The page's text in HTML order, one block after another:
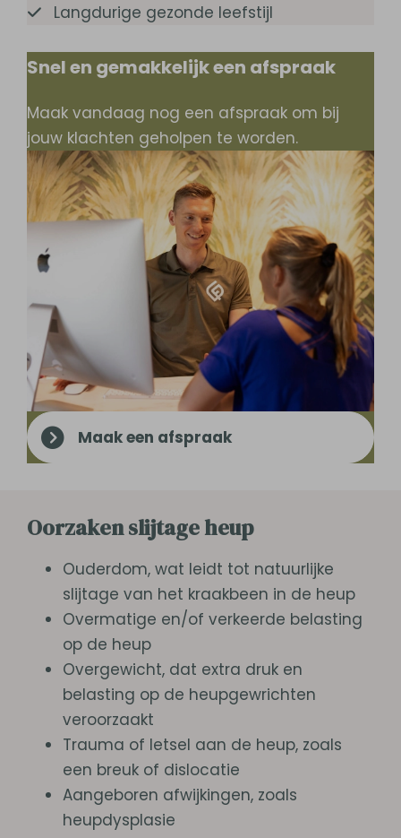
Langdurige gezonde leefstijl
Snel en gemakkelijk een afspraak
Maak vandaag nog een afspraak om bij
jouw klachten geholpen te worden.
Maak een afspraak
Oorzaken slijtage heup
Ouderdom, wat leidt tot natuurlijke
slijtage van het kraakbeen in de heup
Overmatige en/of verkeerde belasting
op de heup
Overgewicht, dat extra druk en
belasting op de heupgewrichten
veroorzaakt
Trauma of letsel aan de heup, zoals
een breuk of dislocatie
Aangeboren afwijkingen, zoals
heupdysplasie